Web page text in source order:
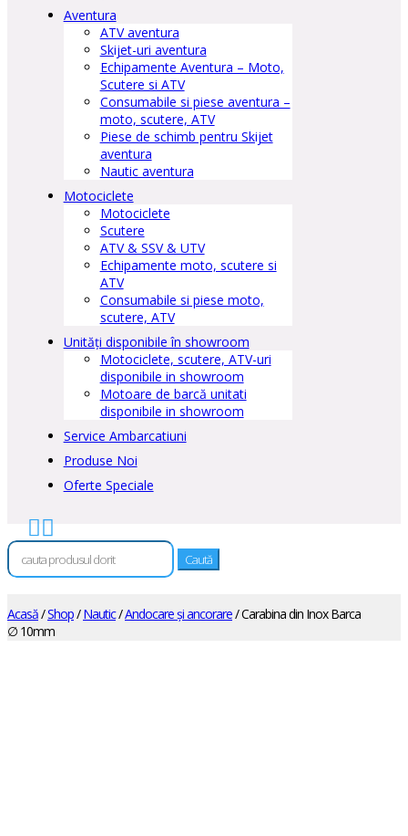
Aventura
ATV aventura
Skijet-uri aventura
Echipamente Aventura – Moto,
Scutere si ATV
Consumabile si piese aventura –
moto, scutere, ATV
Piese de schimb pentru Skijet
aventura
Nautic aventura
Motociclete
Motociclete
Scutere
ATV & SSV & UTV
Echipamente moto, scutere si
ATV
Consumabile si piese moto,
scutere, ATV
Unități disponibile în showroom
Motociclete, scutere, ATV-uri
disponibile in showroom
Motoare de barcă unitati
disponibile in showroom
Service Ambarcatiuni
Produse Noi
Oferte Speciale
 
Caută
după:
Acasă/Shop/Nautic/Andocare și ancorare/ Carabina din Inox Barca
∅ 10mm